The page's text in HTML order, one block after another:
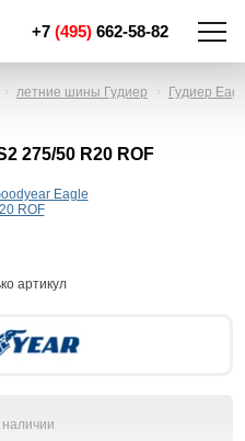
+7 (495) 662-58-82
летние шины Гудиер Гудиер
275/50 R20 ROF
артикул
наличии